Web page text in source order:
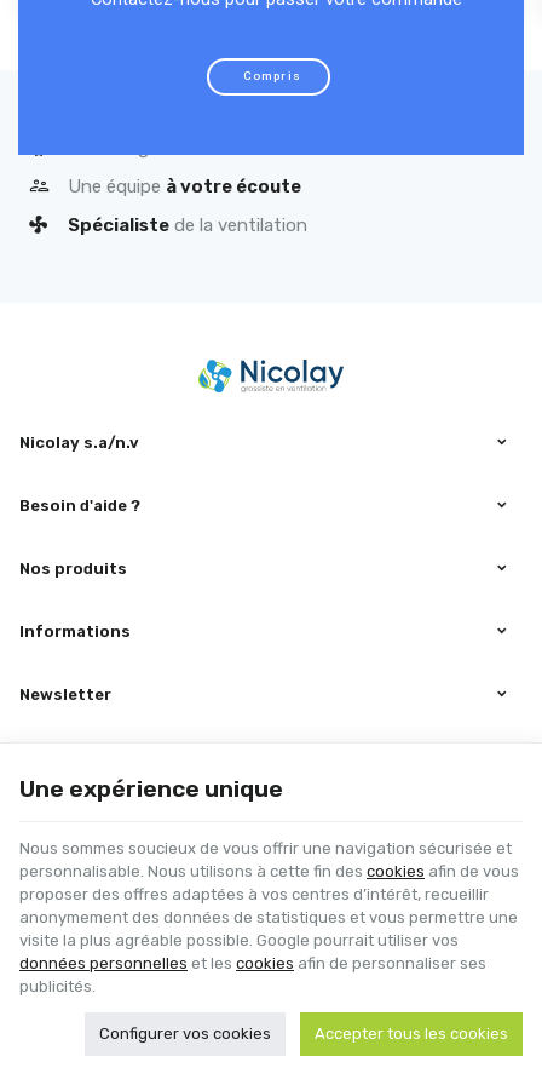
Une équipe à votre écoute
Spécialiste de la ventilation
Nicolay s.a/n.v
Besoin d'aide ?
Nos produits
Informations
Newsletter
Nicolay Ventil | N° d'entreprise : BE0433.064.517 |Mentions légales & Contact
|Conditions générales
Conditions d'utilisation du site web
© Copyright 2026 -
E-net Business , accélérateur d'e-commerce pour
commerçants, indépendants & PME
Une expérience unique
Nous sommes soucieux de vous offrir une navigation sécurisée et
personnalisable. Nous utilisons à cette fin des cookies afin de vous
proposer des offres adaptées à vos centres d’intérêt, recueillir
anonymement des données de statistiques et vous permettre une
visite la plus agréable possible. Google pourrait utiliser vos
données personnelles et les cookies afin de personnaliser ses
publicités.
Configurer vos cookies Accepter tous les cookies
Compris